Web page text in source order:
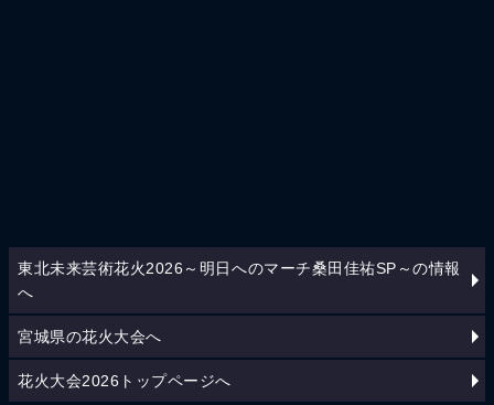
東北未来芸術花火2026～明日へのマーチ桑田佳祐SP～の情報
へ
宮城県の花火大会へ
花火大会2026トップページへ